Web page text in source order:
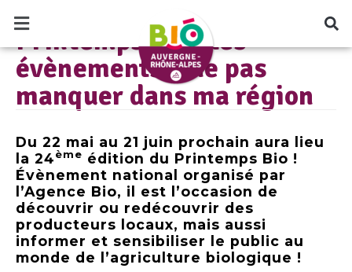
LE BLOG BIO AUVERGNE RHÔNE-ALPES
Printemps Bio : les
évènements à ne pas
manquer dans ma région
Du 22 mai au 21 juin prochain aura lieu
la 24ème édition du Printemps Bio !
Évènement national organisé par
l’Agence Bio, il est l’occasion de
découvrir ou redécouvrir des
producteurs locaux, mais aussi
informer et sensibiliser le public au
monde de l’agriculture biologique !